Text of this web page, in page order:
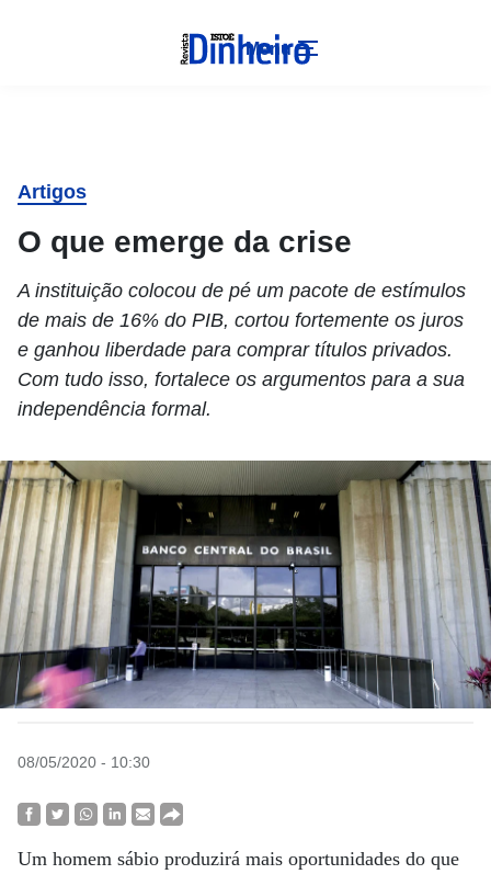
Menu
Artigos
O que emerge da crise
A instituição colocou de pé um pacote de estímulos
de mais de 16% do PIB, cortou fortemente os juros
e ganhou liberdade para comprar títulos privados.
Com tudo isso, fortalece os argumentos para a sua
independência formal.
08/05/2020 - 10:30
Um homem sábio produzirá mais oportunidades do que